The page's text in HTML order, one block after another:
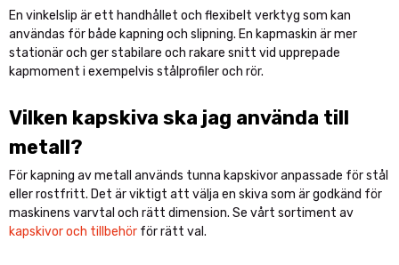
En vinkelslip är ett handhållet och flexibelt verktyg som kan
användas för både kapning och slipning. En kapmaskin är mer
stationär och ger stabilare och rakare snitt vid upprepade
kapmoment i exempelvis stålprofiler och rör.
Vilken kapskiva ska jag använda till
metall?
För kapning av metall används tunna kapskivor anpassade för stål
eller rostfritt. Det är viktigt att välja en skiva som är godkänd för
maskinens varvtal och rätt dimension. Se vårt sortiment av
kapskivor och tillbehör för rätt val.